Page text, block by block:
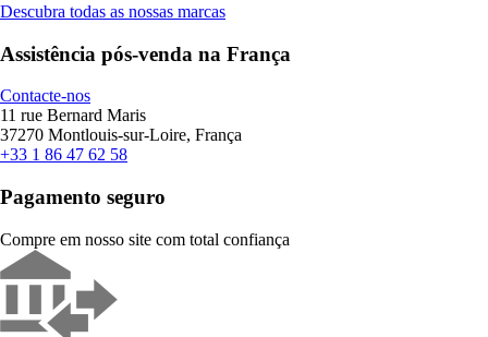
Descubra todas as nossas marcas
Assistência pós-venda na França
Contacte-nos
11 rue Bernard Maris
37270 Montlouis-sur-Loire, França
+33 1 86 47 62 58
Pagamento seguro
Compre em nosso site com total confiança